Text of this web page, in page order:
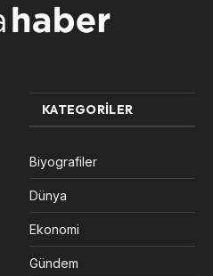
KATEGORILER
Biyografiler
Dünya
Ekonomi
Gündem